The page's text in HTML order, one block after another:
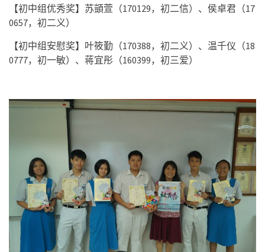
【初中组优秀奖】苏顗萱（170129，初二信）、侯卓君（17
0657，初二义）
【初中组安慰奖】叶筱勤（170388，初二义）、温千仪（18
0777，初一敏）、 蒋宜彤（160399，初三爱）